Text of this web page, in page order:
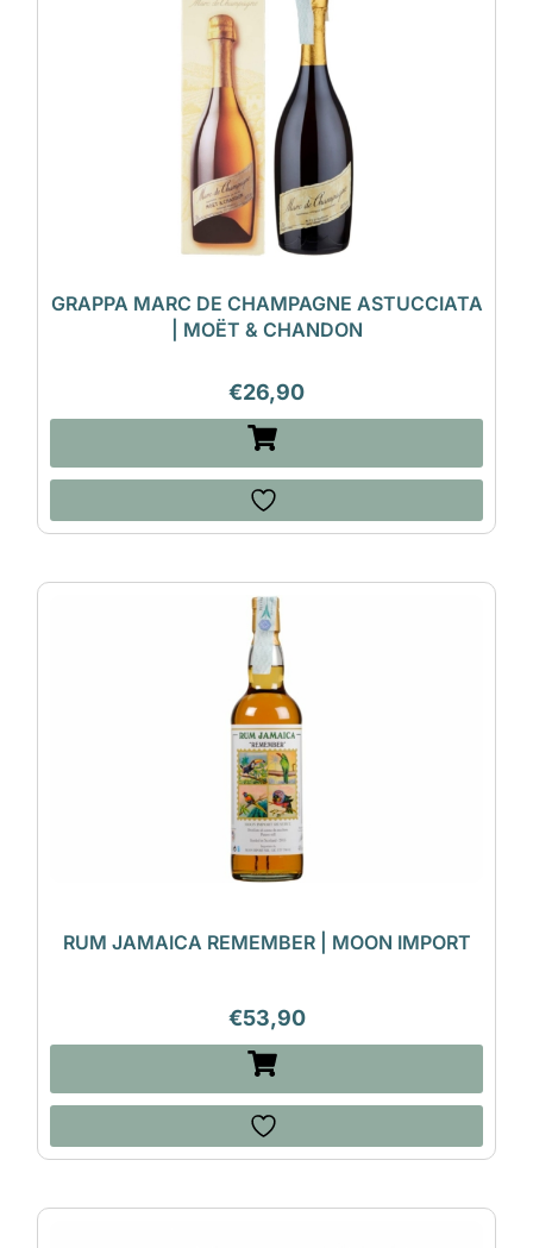
GRAPPA MARC DE CHAMPAGNE ASTUCCIATA
| MOËT & CHANDON
€26,90
RUM JAMAICA REMEMBER | MOON IMPORT
€53,90